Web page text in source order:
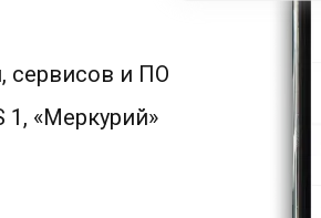
сервисов и ПО
«Меркурий»